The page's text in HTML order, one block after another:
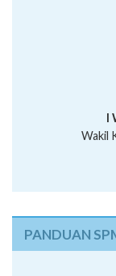
I
Wakil
I
Ni
PANDUAN